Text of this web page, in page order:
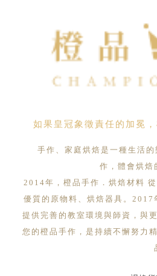
如果皇冠象徵責任的加冕
手作、家庭烘焙是一種生活的
作，體會烘焙
2014年，橙品手作．烘焙材料
優質的原物料、烘焙器具。
提供完善的教室環境與師資，與
您的橙品手作，是持續不懈努力